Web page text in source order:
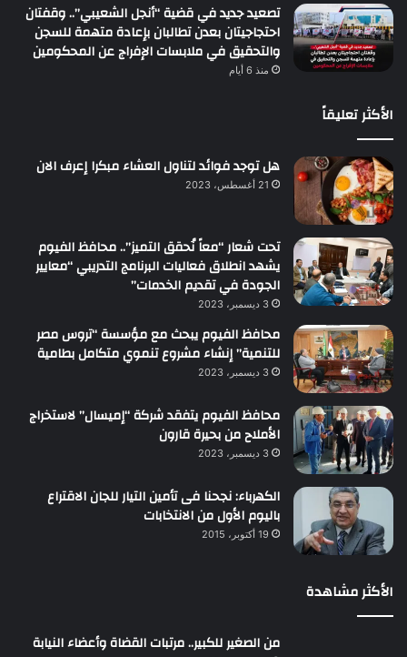
تصعيد جديد في قضية “أنجل الشعيبي”.. وقفتان
احتجاجيتان بعدن تطالبان بإعادة متهمة للسجن
والتحقيق في ملابسات الإفراج عن المحكومين
منذ 6 أيام
الأكثر تعليقاً
هل توجد فوائد لتناول العشاء مبكرا إعرف الان
21 أغسطس، 2023
تحت شعار “معاً نُحقق التميز”.. محافظ الفيوم
يشهد انطلاق فعاليات البرنامج التدريبي “معايير
الجودة في تقديم الخدمات”
3 ديسمبر، 2023
محافظ الفيوم يبحث مع مؤسسة “تروس مصر
للتنمية” إنشاء مشروع تنموي متكامل بطامية
3 ديسمبر، 2023
محافظ الفيوم يتفقد شركة “إميسال” لاستخراج
الأملاح من بحيرة قارون
3 ديسمبر، 2023
الكهرباء: نجحنا فى تأمين التيار للجان الاقتراع
باليوم الأول من الانتخابات
19 أكتوبر، 2015
الأكثر مشاهدة
من الصغير للكبير.. مرتبات القضاة وأعضاء النيابة